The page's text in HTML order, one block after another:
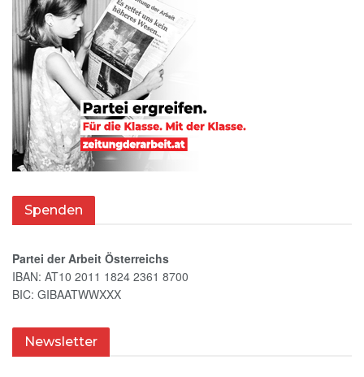
Spenden
Partei der Arbeit Österreichs
IBAN: AT10 2011 1824 2361 8700
BIC: GIBAATWWXXX
Newsletter